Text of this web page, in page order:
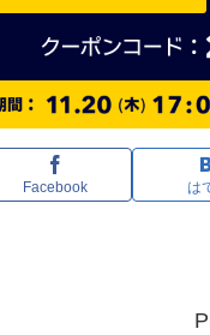
Facebook は